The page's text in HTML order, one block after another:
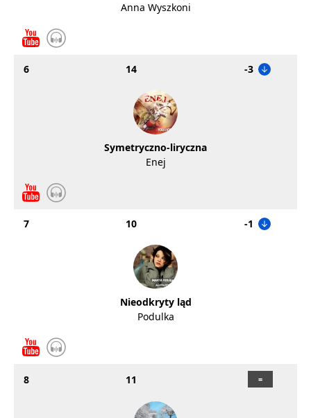
Anna Wyszkoni
6 14 -3
Symetryczno-liryczna
Enej
7 10 -1
Nieodkryty ląd
Podulka
8 11